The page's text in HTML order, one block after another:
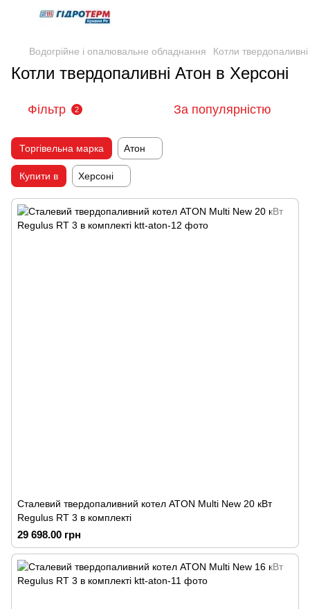
Водогрійне і опалювальне обладнання Котли твердопаливні
Котли твердопаливні Атон в Херсоні
Фільтр 2 За популярністю
Торгівельна марка Атон
Купити в Херсоні
Сталевий твердопаливний котел ATON Multi New 20 кВт
Regulus RT 3 в комплекті
29 698.00 грн